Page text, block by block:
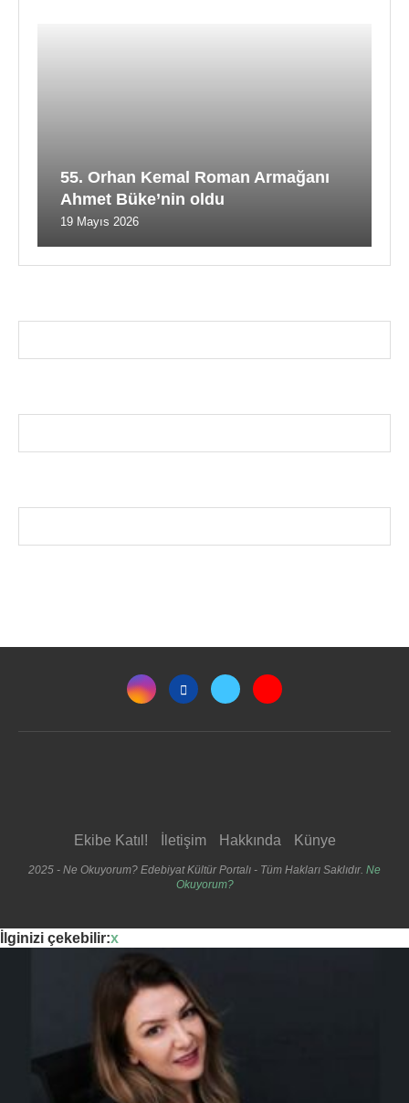
55. Orhan Kemal Roman Armağanı
Ahmet Büke’nin oldu
19 Mayıs 2026
Ekibe Katıl! İletişim Hakkında Künye
2025 - Ne Okuyorum? Edebiyat Kültür Portalı - Tüm Hakları Saklıdır. Ne
Okuyorum?
İlginizi çekebilir:x